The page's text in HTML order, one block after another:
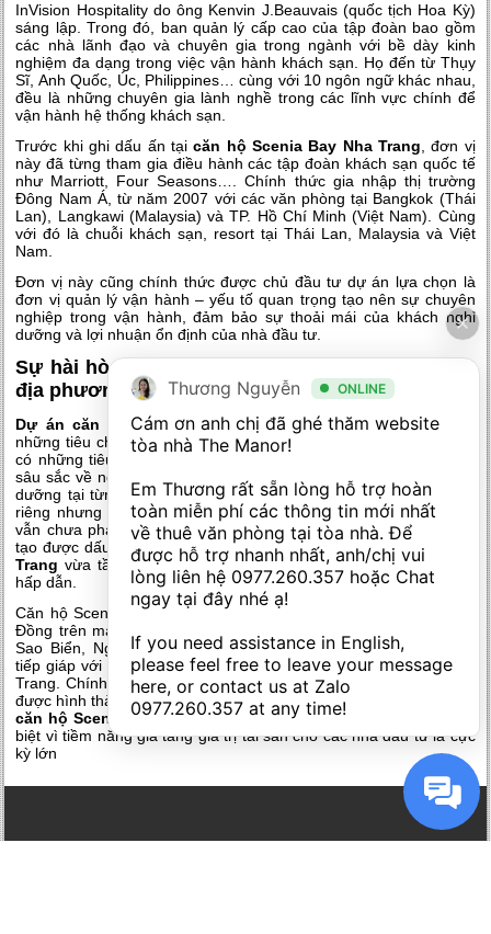
InVision Hospitality do ông Kenvin J.Beauvais (quốc tịch Hoa Kỳ)
sáng lập. Trong đó, ban quản lý cấp cao của tập đoàn bao gồm
các nhà lãnh đạo và chuyên gia trong ngành với bề dày kinh
nghiệm đa dạng trong việc vận hành khách sạn. Họ đến từ Thụy
Sĩ, Anh Quốc, Úc, Philippines… cùng với 10 ngôn ngữ khác nhau,
đều là những chuyên gia lành nghề trong các lĩnh vực chính để
vận hành hệ thống khách sạn.
Trước khi ghi dấu ấn tạicăn hộ Scenia Bay Nha Trang, đơn vị
này đã từng tham gia điều hành các tập đoàn khách sạn quốc tế
như Marriott, Four Seasons…. Chính thức gia nhập thị trường
Đông Nam Á, từ năm 2007 với các văn phòng tại Bangkok (Thái
Lan), Langkawi (Malaysia) và TP. Hồ Chí Minh (Việt Nam). Cùng
với đó là chuỗi khách sạn, resort tại Thái Lan, Malaysia và Việt
Nam.
Đơn vị này cũng chính thức được chủ đầu tư dự án lựa chọn là
đơn vị quản lý vận hành – yếu tố quan trọng tạo nên sự chuyên
nghiệp trong vận hành, đảm bảo sự thoải mái của khách nghỉ
dưỡng và lợi nhuận ổn định của nhà đầu tư.
Sự hài hòa giữa các chuẩn mực quốc tế và tính
địa phương
Dự án căn hộ Scenia Bay Nha Trangkhông chỉ dừng lại ở
những tiêu chuẩn quản lý chung của quốc tế, đơn vị quản lý vẫn
có những tiêu chuẩn mang yếu tố địa phương, bởi sự thấu hiểu
sâu sắc về nguyên lý vận hành của các dự án bất động sản nghỉ
dưỡng tại từng khu vực địa lý khác nhau, rằng có đủ tiêu chuẩn
riêng nhưng không có những trải nghiệm mang tính bản địa thì
vẫn chưa phải là tốt. Đó chính là yếu tố giúp cho dự án thực sự
tạo được dấu ấn, bên cạnh đó giá bán căn hộ Scenia Bay Nha
Trang vừa tầm tài chính đã mang đến một kênh đầu tư thật sự
hấp dẫn.
Căn hộ Scenia Bay Nha Trang tọa lạc tại số 25 – 26 Phạm Văn
Đồng trên mảnh đất rộng 7.666 m2, với bốn mặt tiền hướng ra:
Sao Biển, Nguyễn Biểu,Phạm Ngọc Thạch, trong đó mặt chính
tiếp giáp với đường Phạm Văn Đồng, là con đường sát biển Nha
Trang. Chính nhờ vị trí đắt giá và khả năng sở hữu căn hộ lâu dài,
được hình thành đơn vị, dưới sự quản lý mang chuẩn quốc tế, các
căn hộ Scenia Bay Nha Trang hứa hẹn sẽ tạo nên sức hút đặc
biệt vì tiềm năng gia tăng giá trị tài sản cho các nhà đầu tư là cực
kỳ lớn
Thương Nguyễn ONLINE
Cám ơn anh chị đã ghé thăm website
tòa nhà The Manor!
Em Thương rất sẵn lòng hỗ trợ hoàn
toàn miễn phí các thông tin mới nhất
về thuê văn phòng tại tòa nhà. Để
được hỗ trợ nhanh nhất, anh/chị vui
lòng liên hệ 0977.260.357 hoặc Chat
ngay tại đây nhé ạ!
If you need assistance in English,
please feel free to leave your message
0977.260.357 at any time!